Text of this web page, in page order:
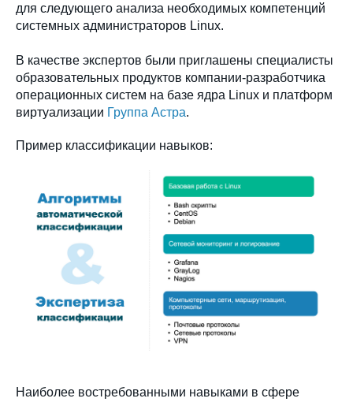
для следующего анализа необходимых компетенций
системных администраторов Linux.
В качестве экспертов были приглашены специалисты
образовательных продуктов компании-разработчика
операционных систем на базе ядра Linux и платформ
виртуализации Группа Астра.
Пример классификации навыков:
Наиболее востребованными навыками в сфере